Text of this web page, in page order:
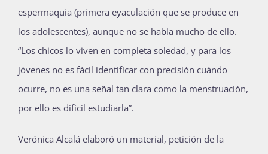
espermaquia (primera eyaculación que se produce en
los adolescentes), aunque no se habla mucho de ello.
“Los chicos lo viven en completa soledad, y para los
jóvenes no es fácil identificar con precisión cuándo
ocurre, no es una señal tan clara como la menstruación,
por ello es difícil estudiarla”.
Verónica Alcalá elaboró un material, petición de la